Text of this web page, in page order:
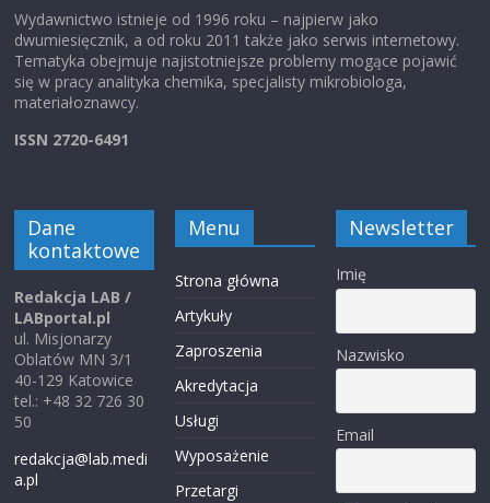
Wydawnictwo istnieje od 1996 roku – najpierw jako
dwumiesięcznik, a od roku 2011 także jako serwis internetowy.
Tematyka obejmuje najistotniejsze problemy mogące pojawić
się w pracy analityka chemika, specjalisty mikrobiologa,
materiałoznawcy.
ISSN 2720-6491
Dane
kontaktowe
Redakcja LAB /
LABportal.pl
ul. Misjonarzy
Oblatów MN 3/1
40-129 Katowice
tel.: +48 32 726 30
50
redakcja@lab.medi
a.pl
Menu
Strona główna
Artykuły
Zaproszenia
Akredytacja
Usługi
Wyposażenie
Przetargi
Newsletter
Imię
Nazwisko
Email